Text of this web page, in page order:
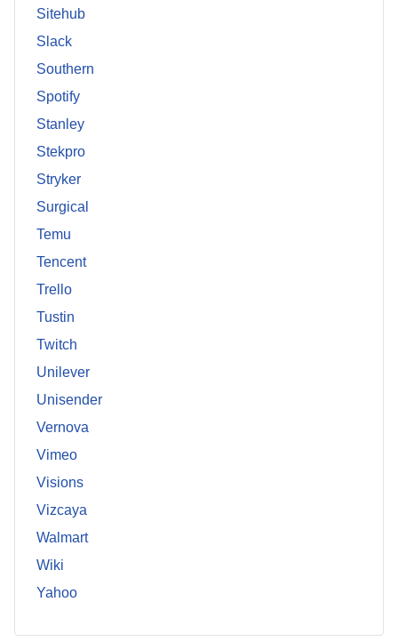
Sitehub
Slack
Southern
Spotify
Stanley
Stekpro
Stryker
Surgical
Temu
Tencent
Trello
Tustin
Twitch
Unilever
Unisender
Vernova
Vimeo
Visions
Vizcaya
Walmart
Wiki
Yahoo